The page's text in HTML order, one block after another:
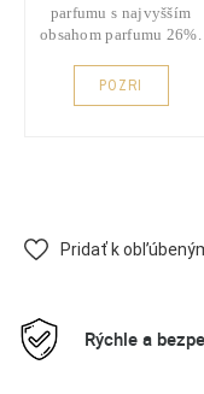
parfumu s najvyšším
obsahom parfumu 26%.
POZRI
Pridať k
Rýchle a